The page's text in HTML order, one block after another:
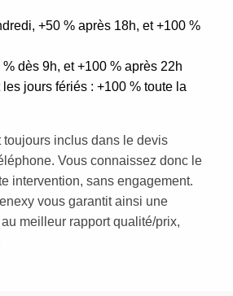
+50 % après 18h, et +100 %
% dès 9h, et +100 % après 22h
les jours fériés : +100 % toute la
toujours inclus dans le devis
Vous connaissez donc le
intervention, sans engagement.
vous garantit ainsi une
meilleur rapport qualité/prix,